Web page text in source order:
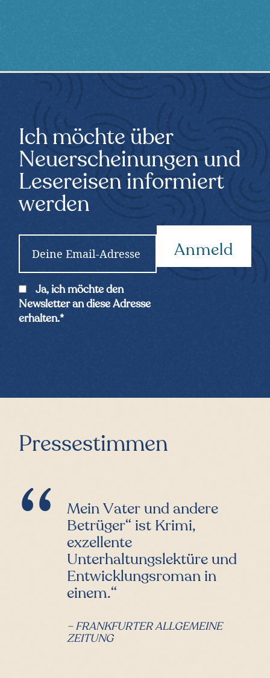
Ich möchte über
Neuerscheinungen und
Lesereisen informiert
werden
l
*
C
o
n
Ja, ich möchte den
Newsletter an diese Adresse
erhalten.*
Pressestimmen
Mein Vater und andere
Betrüger“ ist Krimi,
exzellente
Unterhaltungslektüre und
Entwicklungsroman in
einem.“
– FRANKFURTER ALLGEMEINE
ZEITUNG